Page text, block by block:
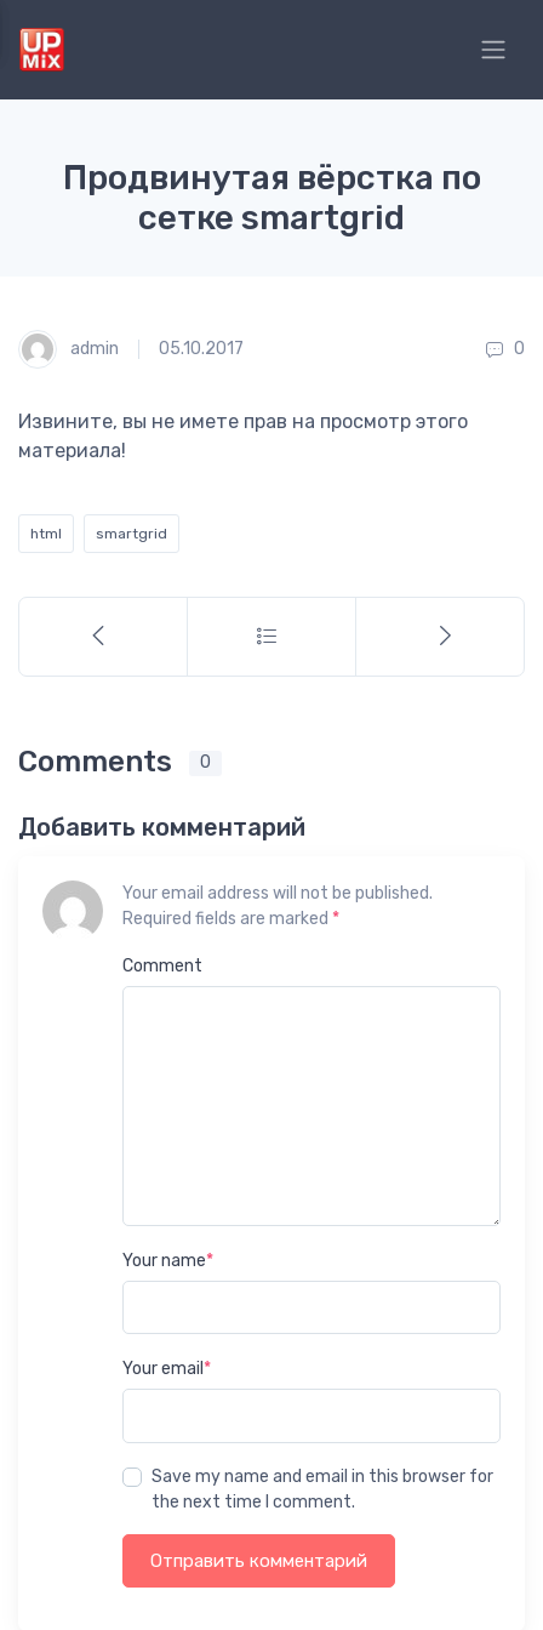
Продвинутая вёрстка по
сетке smartgrid
admin 05.10.2017 0
Извините, вы не имете прав на просмотр этого
материала!
html smartgrid
Comments 0
Добавить комментарий
Your email address will not be published.
Required fields are marked *
Comment
Your name*
Your email *
Save my name and email in this browser for
the next time I comment.
Отправить комментарий